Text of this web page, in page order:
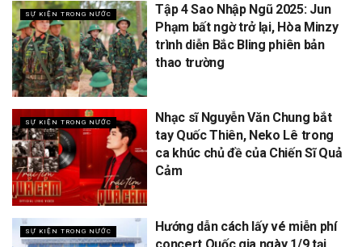
SỰ KIỆN TRONG NƯỚC
Tập 4 Sao Nhập Ngũ 2025: Jun
Phạm bất ngờ trở lại, Hòa Minzy
trình diễn Bắc Bling phiên bản
thao trường
SỰ KIỆN TRONG NƯỚC
Nhạc sĩ Nguyễn Văn Chung bắt
tay Quốc Thiên, Neko Lê trong
ca khúc chủ đề của Chiến Sĩ Quả
Cảm
SỰ KIỆN TRONG NƯỚC
Hướng dẫn cách lấy vé miễn phí